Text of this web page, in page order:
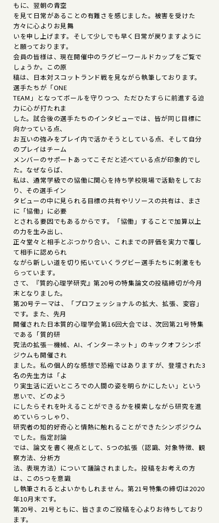
もに、翌朝の青空
を見て日常があることの有難さを感じました。被害を受けた
方々に心よりお見舞
いを申し上げます。そして少しでも早く日常が戻りますように
と願っております。
会員の皆様は、現在開催中のラグビーワールドカップをご覧で
しょうか。この原
稿は、日本対スコットランド戦を見ながら執筆しております。
選手たちが「ONE
TEAM」となってボールを守りつつ、ただひたすらに前進する迫
力に心が打たれま
した。試合後の選手たちのインタビューでは、皆が同じ目標に
向かっている点、
お互いの強みをプレイ内で活かそうとしている点、そして自分
のプレイはチーム
メンバーのサポートあってこそだと述べている点が印象的でし
た。なぜならば、
私は、通常学級での協働に関心を持ち学校現場で活動をしてお
り、その選手イン
タビューの中に見られる目標の共有やリソースの共有は、まさ
に「協働」に必要
とされる要因でもあるからです。「協働」することで加算以上
の力を生み出し、
正々堂々と相手とぶつかり合い、これまでの評価を実力で覆し
て相手に認められ
ながら新しい道を切り拓いていくラグビー選手たちに刺激をも
らっています。
さて、『質的心理学研究』第20号の特集論文の投稿締切が今月
末となりました。
第20号テーマは、「プロフェッショナルの拡大、拡張、変容」
です。また、先月
開催された日本質的心理学会第16回大会では、次回第21号特集
である「質的研
究法の拡張―機械、AI、インターネット」のキックオフシンポ
ジウムも開催され
ました。私の個人的な感想で恐縮ではありますが、登壇された3
名の先生方は「よ
り実生活に近いところでの人間の姿を明らかにしたい」という
思いで、どのよう
にしたらそれを叶えることができるかを模索しながら研究を進
めていらっしゃり、
研究者の知的好奇心と情熱に触れることができたシンポジウム
でした。指定討論
では、論文を書く視点として、5つの拡張（認識、対象特徴、観
察方法、分析方
法、表現方法）について議論されました。投稿をお考えの方
は、この5つを意識
し執筆されるとよいかもしれません。第21号特集の締切は2020
年10月末です。
第20号、21号ともに、皆さまのご投稿を心よりお待ちしており
ます。